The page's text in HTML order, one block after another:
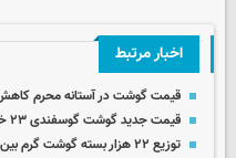
اخبار مرتبط
قیمت گوشت در آستانه محرم
قیمت جدید گوشت گوسفندی ۲۳ خرداد ۱۴۰۵
توزیع ۲۲ هزار بسته گوشت گرم بین نیازمندان هرمزگانی